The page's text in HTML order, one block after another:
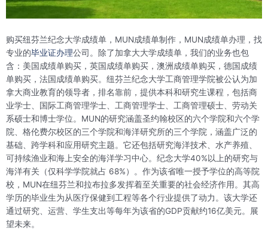
购买纽芬兰纪念大学成绩单，MUN成绩单制作，MUN成绩单办理，找
专业的毕业证办理公司。除了加拿大大学成绩单，我们的业务也包
含：美国成绩单购买，英国成绩单购买，澳洲成绩单购买，德国成绩
单购买，法国成绩单购买。纽芬兰纪念大学工商管理学院被公认为加
拿大商业教育的领导者，排名靠前，提供本科和研究生课程，包括商
业学士、国际工商管理学士、工商管理学士、工商管理硕士、劳动关
系硕士和博士学位。MUN的研究涵盖圣约翰校区的六个学院和六个学
院、格伦费尔校区的三个学院和海洋研究所的三个学院，涵盖广泛的
基础、跨学科和应用研究主题。它还包括研究海洋技术、水产养殖、
可持续渔业和海上安全的海洋学习中心。纪念大学40%以上的研究与
海洋有关（仅科学学院就占 68%）。作为该省唯一授予学位的高等院
校，MUN在纽芬兰和拉布拉多发挥着至关重要的社会经济作用。其高
学历的毕业生为从医疗保健到工程等各个行业提供了动力。该大学还
通过研究、运营、学生支出等每年为该省的GDP贡献约16亿美元。展
望未来。